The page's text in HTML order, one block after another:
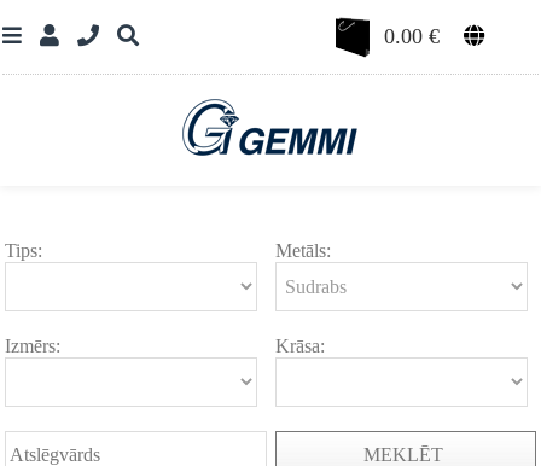
0.00€
Tips: Metāls:
Izmērs: Krāsa:
MEKLĒT